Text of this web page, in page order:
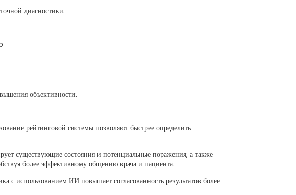
диагностики.
объективности.
рейтинговой системы позволяют быстрее определить
существующие состояния и потенциальные поражения, а также
более эффективному общению врача и пациента.
с использованием ИИ повышает согласованность результатов более